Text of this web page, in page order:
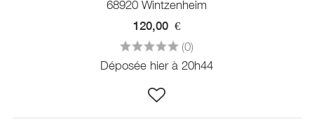
68920 Wintzenheim
120,00 €
(0)
Déposée hier à 20h44